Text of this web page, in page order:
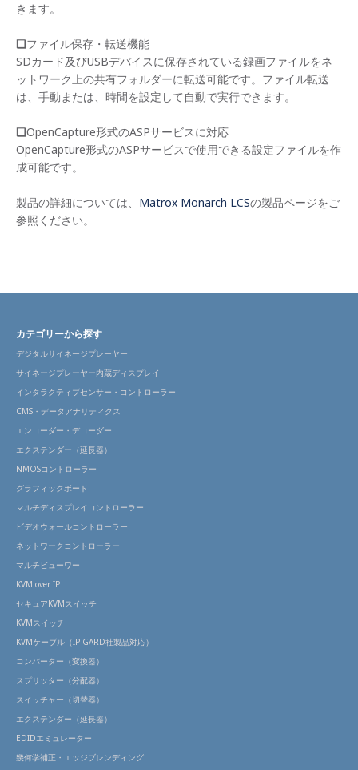
きます。
❑ファイル保存・転送機能
SDカード及びUSBデバイスに保存されている録画ファイルをネ
ットワーク上の共有フォルダーに転送可能です。ファイル転送
は、手動または、時間を設定して自動で実行できます。
❑OpenCapture形式のASPサービスに対応
OpenCapture形式のASPサービスで使用できる設定ファイルを作
成可能です。
製品の詳細については、 Matrox Monarch LCSの製品ページをご
参照ください。
カテゴリーから探す
デジタルサイネージプレーヤー
サイネージプレーヤー内蔵ディスプレイ
インタラクティブセンサー・コントローラー
CMS・データアナリティクス
エンコーダー・デコーダー
エクステンダー（延長器）
NMOSコントローラー
グラフィックボード
マルチディスプレイコントローラー
ビデオウォールコントローラー
ネットワークコントローラー
マルチビューワー
KVM over IP
セキュアKVMスイッチ
KVMスイッチ
KVMケーブル（IP GARD社製品対応）
コンバーター（変換器）
スプリッター（分配器）
スイッチャー（切替器）
エクステンダー（延長器）
EDIDエミュレーター
幾何学補正・エッジブレンディング